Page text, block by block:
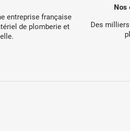
entreprise française
de plomberie et
Nos
Des